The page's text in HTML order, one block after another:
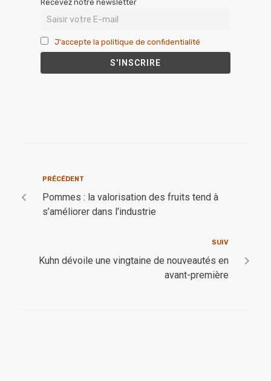
Recevez notre newsletter
J'accepte la politique de confidentialité
PRÉCÉDENT
Pommes : la valorisation des fruits tend à
s’améliorer dans l’industrie
SUIV
Kuhn dévoile une vingtaine de nouveautés en
avant-première